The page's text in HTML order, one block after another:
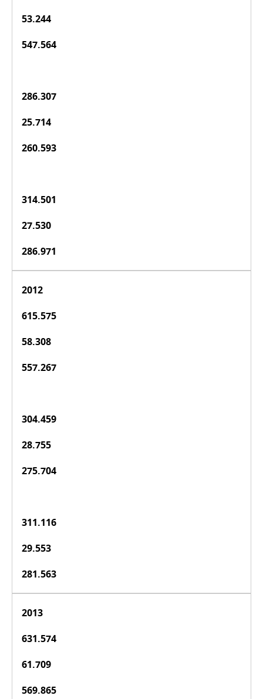
53.244
547.564
286.307
25.714
260.593
314.501
27.530
286.971
2012
615.575
58.308
557.267
304.459
28.755
275.704
311.116
29.553
281.563
2013
631.574
61.709
569.865